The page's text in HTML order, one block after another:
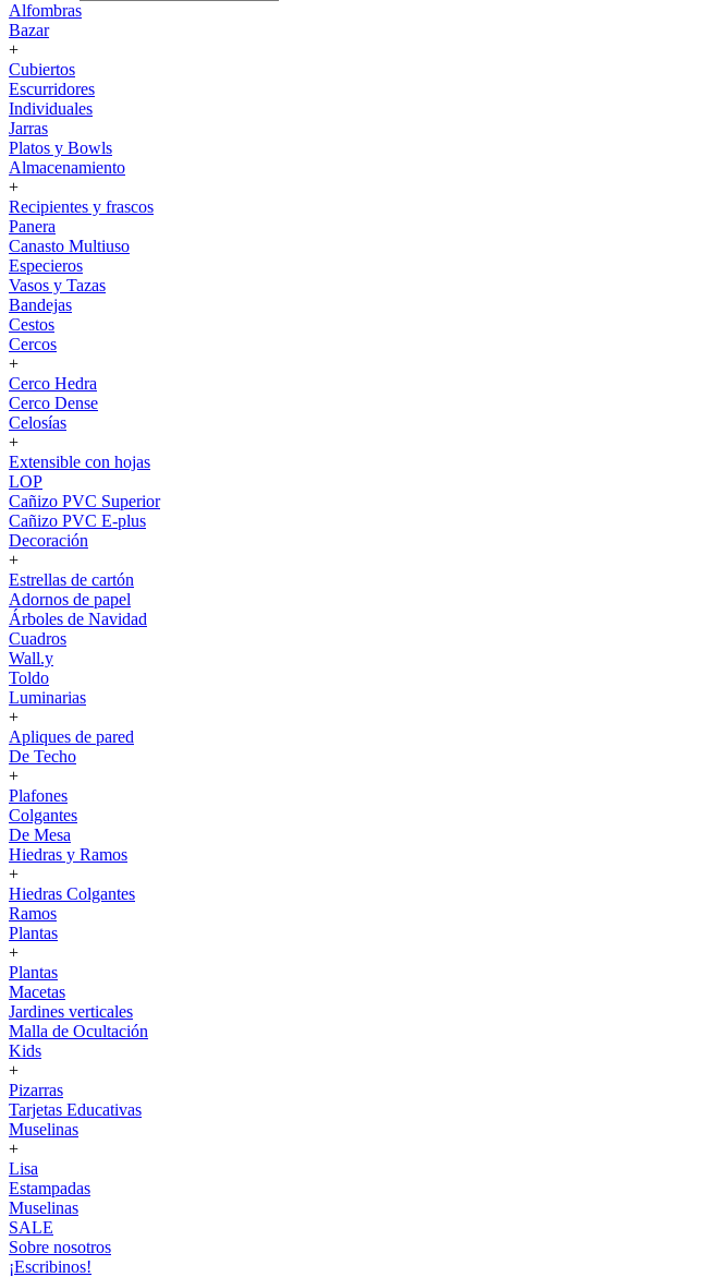
Alfombras
Bazar
+
Cubiertos
Escurridores
Individuales
Jarras
Platos y Bowls
Almacenamiento
+
Recipientes y frascos
Panera
Canasto Multiuso
Especieros
Vasos y Tazas
Bandejas
Cestos
Cercos
+
Cerco Hedra
Cerco Dense
Celosías
+
Extensible con hojas
LOP
Cañizo PVC Superior
Cañizo PVC E-plus
Decoración
+
Estrellas de cartón
Adornos de papel
Árboles de Navidad
Cuadros
Wall.y
Toldo
Luminarias
+
Apliques de pared
De Techo
+
Plafones
Colgantes
De Mesa
Hiedras y Ramos
+
Hiedras Colgantes
Ramos
Plantas
+
Plantas
Macetas
Jardines verticales
Malla de Ocultación
Kids
+
Pizarras
Tarjetas Educativas
Muselinas
+
Lisa
Estampadas
Muselinas
SALE
Sobre nosotros
¡Escribinos!